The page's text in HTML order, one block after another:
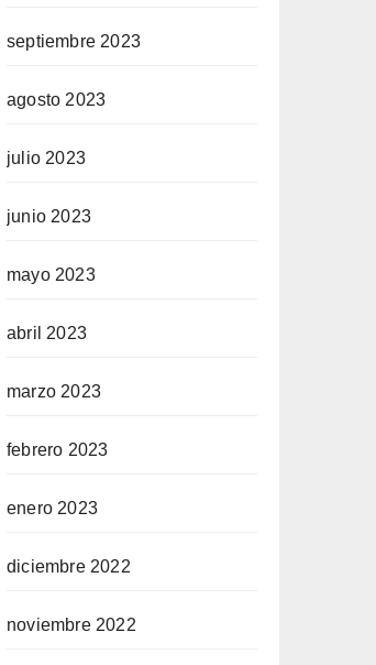
septiembre 2023
agosto 2023
julio 2023
junio 2023
mayo 2023
abril 2023
marzo 2023
febrero 2023
enero 2023
diciembre 2022
noviembre 2022